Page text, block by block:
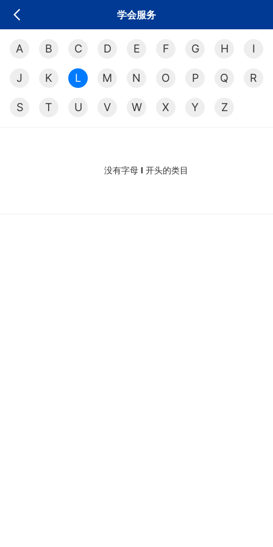
学会服务
A B C D E F G H I
J K L M N O P Q R
S T U V W X Y Z
没有字母 l 开头的类目